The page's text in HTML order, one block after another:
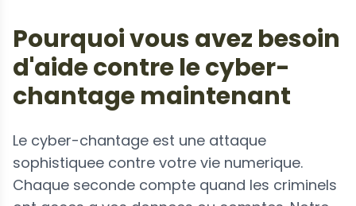
Pourquoi vous avez besoin
d'aide contre le cyber-
chantage maintenant
Le cyber-chantage est une attaque
sophistiquee contre votre vie numerique.
Chaque seconde compte quand les criminels